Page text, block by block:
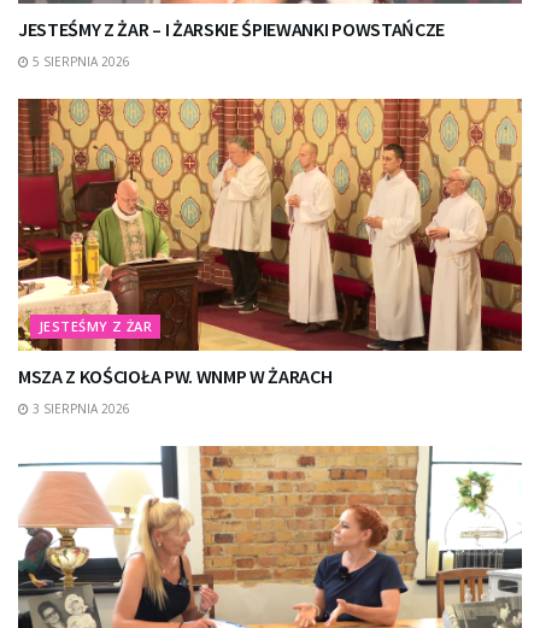
JESTEŚMY Z ŻAR – I ŻARSKIE ŚPIEWANKI POWSTAŃCZE
5 SIERPNIA 2026
JESTEŚMY Z ŻAR
MSZA Z KOŚCIOŁA PW. WNMP W ŻARACH
3 SIERPNIA 2026